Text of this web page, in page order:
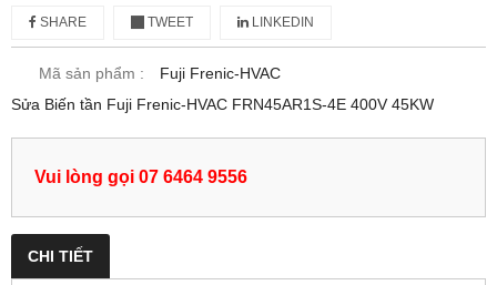
SHARE TWEET LINKEDIN
Mã sản phẩm :
Fuji Frenic-HVAC
Sửa Biến tần Fuji Frenic-HVAC FRN45AR1S-4E 400V 45KW
Vui lòng gọi 07 6464 9556
CHI TIẾT